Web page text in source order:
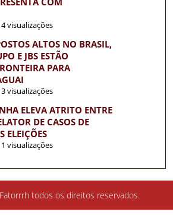
visualizações
ALTOS NO BRASIL,
E JBS ESTÃO
PARA
visualizações
ELEVA ATRITO ENTRE
DE CASOS DE
ELEIÇÕES
visualizações
todos os direitos reservados.